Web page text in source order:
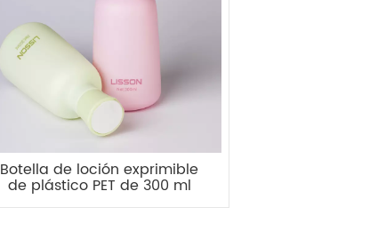
Botella de loción exprimible
de plástico PET de 300 ml
con tapa superior de disco